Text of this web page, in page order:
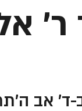
ר'